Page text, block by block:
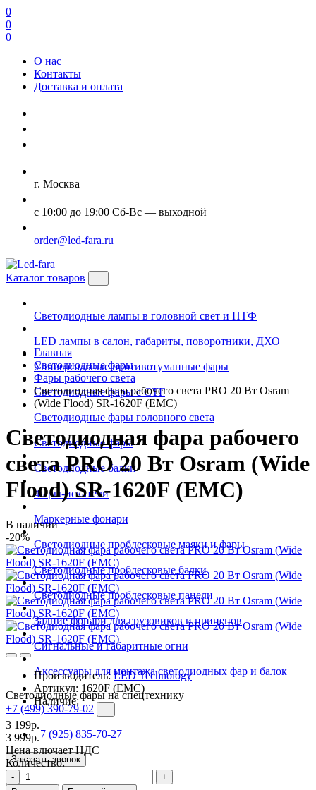
0
0
0
О нас
Контакты
Доставка и оплата
г. Москва
с 10:00 до 19:00 Сб-Вс — выходной
order@led-fara.ru
Каталог товаров
Светодиодные лампы в головной свет и ПТФ
LED лампы в салон, габариты, поворотники, ДХО
Универсальные противотуманные фары
Светодиодные фары с СТГ
Светодиодные фары головного света
Светодиодные фары
Светодиодные балки
Фары-искатели
Маркерные фонари
Светодиодные проблесковые маяки и фары
Светодиодные проблесковые балки
Светодиодные проблесковые панели
Задние фонари для грузовиков и прицепов
Сигнальные и габаритные огни
Аксессуары для монтажа светодиодных фар и балок
Светодиодные фары на спецтехнику
+7 (499) 390-79-02
+7 (925) 835-70-27
Заказать звонок
Главная
Светодиодные фары
Фары рабочего света
Светодиодная фара рабочего света PRO 20 Вт Osram
(Wide Flood) SR-1620F (EMC)
Светодиодная фара рабочего
света PRO 20 Вт Osram (Wide
Flood) SR-1620F (EMC)
В наличии
-20%
Производитель:LED Technology
Артикул: 1620F (EMC)
Наличие:
3 199р.
3 999р.
Цена влючает НДС
Количество:
-
+